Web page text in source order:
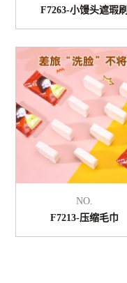
F7263-小馒头遮瑕刷
NO.
F7213-压缩毛巾